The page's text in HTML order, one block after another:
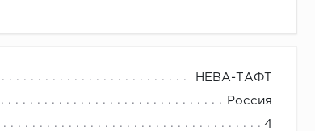
НЕВА-ТАФТ
Россия
4